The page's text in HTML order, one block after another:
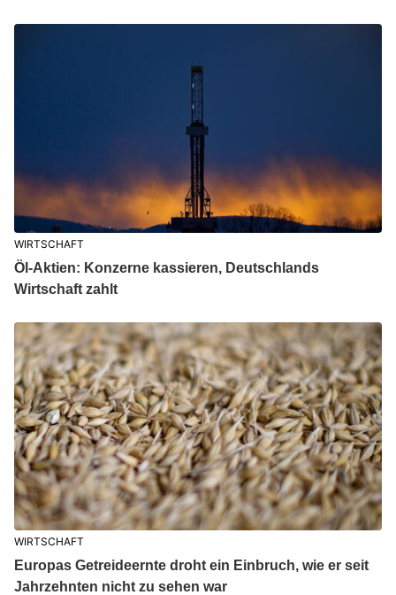
WIRTSCHAFT
Öl-Aktien: Konzerne kassieren, Deutschlands
Wirtschaft zahlt
WIRTSCHAFT
Europas Getreideernte droht ein Einbruch, wie er seit
Jahrzehnten nicht zu sehen war